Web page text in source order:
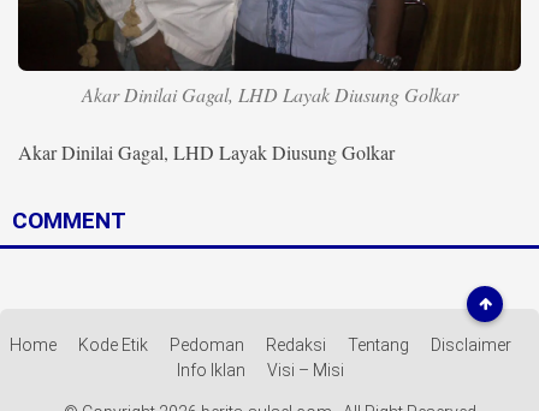
Video
More
Disclaimer
Akar Dinilai Gagal, LHD Layak Diusung Golkar
Akar Dinilai Gagal, LHD Layak Diusung Golkar
COMMENT
Home Kode Etik Pedoman Redaksi Tentang
Disclaimer
Info Iklan
Visi – Misi